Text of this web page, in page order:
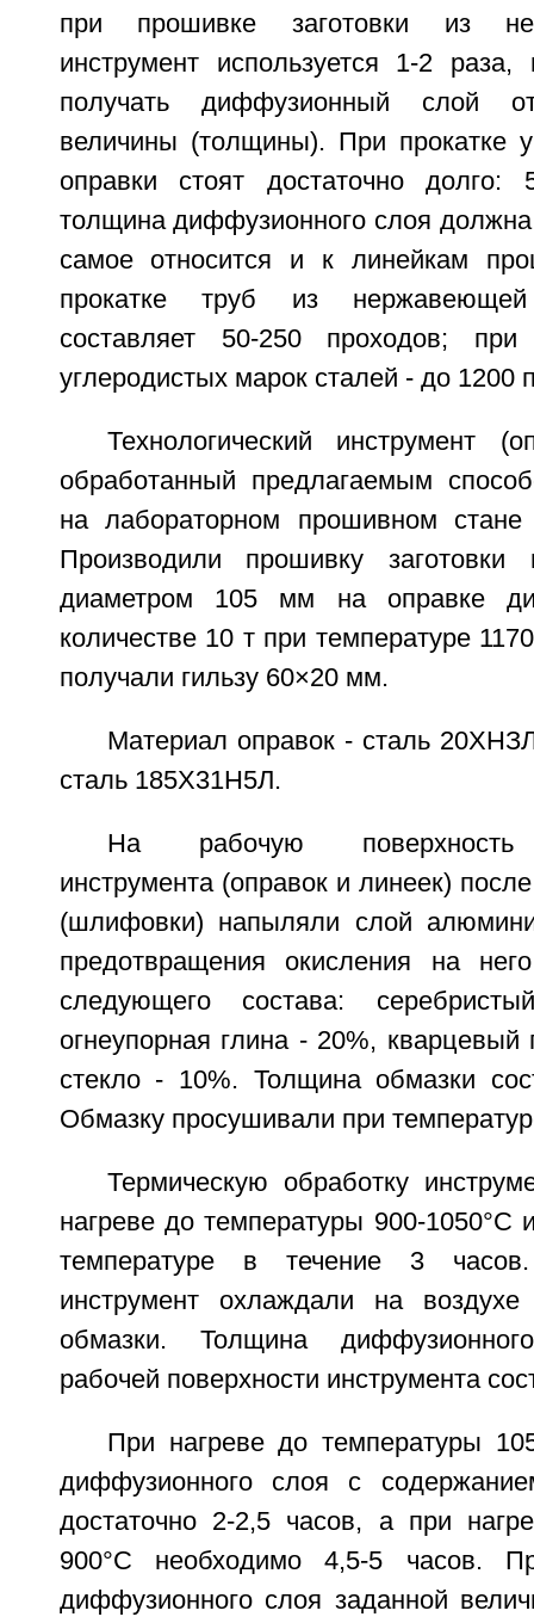
при прошивке заготовки из
инструмент используется 1-2 раза,
получать диффузионный слой
величины (толщины). При прокатке
оправки стоят достаточно долго:
толщина диффузионного слоя
самое относится и к линейкам
прокатке труб из нержавеющей
составляет 50-250 проходов;
углеродистых марок сталей - до 1200
Технологический инструмент
обработанный предлагаемым
на лабораторном прошивном
Производили прошивку
диаметром 105 мм на оправке
количестве 10 т при температуре
получали гильзу 60×20 мм.
Материал оправок - сталь
сталь 185Х31Н5Л.
На рабочую поверхность
инструмента (оправок и линеек)
(шлифовки) напыляли слой
предотвращения окисления на
следующего состава:
огнеупорная глина - 20%,
стекло - 10%. Толщина обмазки
Обмазку просушивали при
Термическую обработку
нагреве до температуры 900-1050°С
температуре в течение 3
инструмент охлаждали на
обмазки. Толщина
рабочей поверхности инструмента
При нагреве до температуры
диффузионного слоя с
достаточно 2-2,5 часов, а при
900°С необходимо 4,5-5 часов.
диффузионного слоя заданной